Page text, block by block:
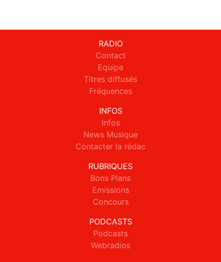
RADIO
Contact
Equipe
Titres diffusés
Fréquences
INFOS
Infos
News Musique
Contacter la rédac
RUBRIQUES
Bons Plans
Emissions
Concours
PODCASTS
Podcasts
Webradios